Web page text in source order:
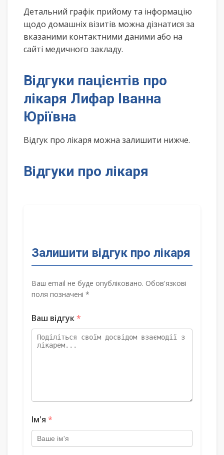
Детальний графік прийому та інформацію
щодо домашніх візитів можна дізнатися за
вказаними контактними даними або на
сайті медичного закладу.
Відгуки пацієнтів про
лікаря Лифар Іванна
Юріївна
Відгук про лікаря можна залишити нижче.
Відгуки про лікаря
Залишити відгук про лікаря
Ваш email не буде опубліковано. Обов'язкові
поля позначені *
Ваш відгук*
Ім'я *